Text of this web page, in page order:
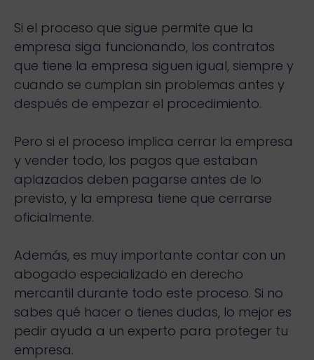
Si el proceso que sigue permite que la
empresa siga funcionando, los contratos
que tiene la empresa siguen igual, siempre y
cuando se cumplan sin problemas antes y
después de empezar el procedimiento.
Pero si el proceso implica cerrar la empresa
y vender todo, los pagos que estaban
aplazados deben pagarse antes de lo
previsto, y la empresa tiene que cerrarse
oficialmente.
Además, es muy importante contar con un
abogado especializado en derecho
mercantil durante todo este proceso. Si no
sabes qué hacer o tienes dudas, lo mejor es
pedir ayuda a un experto para proteger tu
empresa.